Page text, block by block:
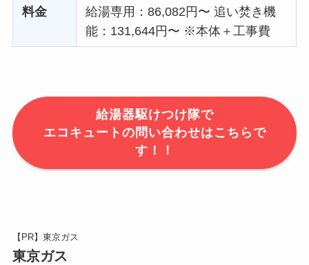
料金
給湯専用：86,082円〜 追い焚き機
能：131,644円〜 ※本体＋工事費
給湯器駆けつけ隊で
エコキュートの問い合わせはこちらで
す！！
【PR】東京ガス
東京ガス